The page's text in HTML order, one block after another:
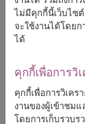
ราคาตามพื้นที่จัดส่ง
เริ่มต้นที่
ฟรีจั
จัดส่งได้
ไม่มีคุกกี้นี้เว็บไซ
จะใช้งานได้โดย
ได้
คุกกี้เพื่อการวิ
คุกกี้เพื่อการวิเคร
งานของผู้เข้าชม
โดยการเก็บรวบร